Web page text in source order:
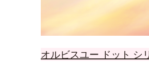
オルビスユー ドット シ